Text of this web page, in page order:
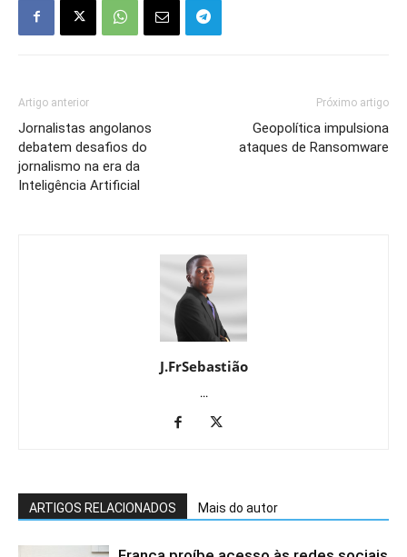
Artigo anterior
Jornalistas angolanos
debatem desafios do
jornalismo na era da
Inteligência Artificial
Próximo artigo
Geopolítica impulsiona
ataques de Ransomware
J.FrSebastião
...
ARTIGOS RELACIONADOS Mais do autor